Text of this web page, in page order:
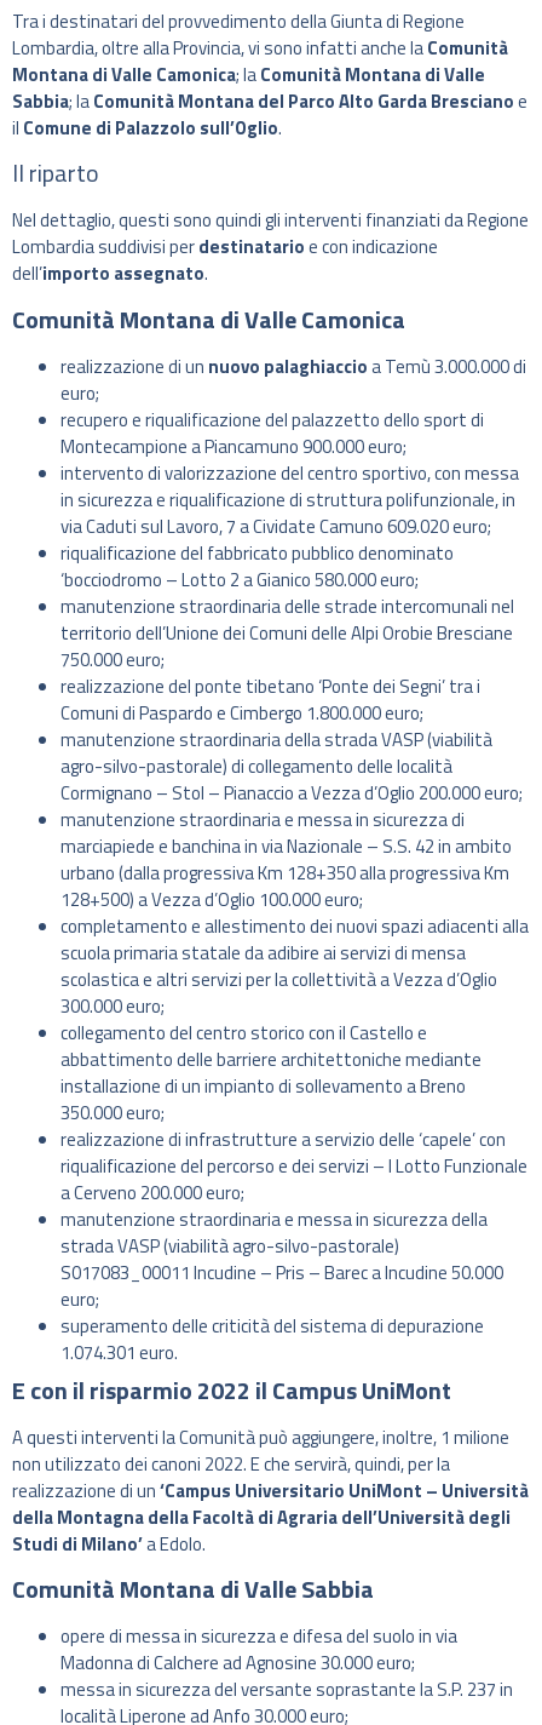
Tra i destinatari del provvedimento della Giunta di Regione
Lombardia, oltre alla Provincia, vi sono infatti anche laComunità
Montana di Valle Camonica; laComunità Montana di Valle
Sabbia; laComunità Montana del Parco Alto Garda Brescianoe
il Comune di Palazzolo sull’Oglio.
Il riparto
Nel dettaglio, questi sono quindi gli interventi finanziati da Regione
Lombardia suddivisi perdestinatarioe con indicazione
dell’importo assegnato.
Comunità Montana di Valle Camonica
realizzazione di un nuovo palaghiaccioa Temù 3.000.000 di
euro;
recupero e riqualificazione del palazzetto dello sport di
Montecampione a Piancamuno 900.000 euro;
intervento di valorizzazione del centro sportivo, con messa
in sicurezza e riqualificazione di struttura polifunzionale, in
via Caduti sul Lavoro, 7 a Cividate Camuno 609.020 euro;
riqualificazione del fabbricato pubblico denominato
‘bocciodromo – Lotto 2 a Gianico 580.000 euro;
manutenzione straordinaria delle strade intercomunali nel
territorio dell’Unione dei Comuni delle Alpi Orobie Bresciane
750.000 euro;
realizzazione del ponte tibetano ‘Ponte dei Segni’ tra i
Comuni di Paspardo e Cimbergo 1.800.000 euro;
manutenzione straordinaria della strada VASP (viabilità
agro-silvo-pastorale) di collegamento delle località
Cormignano – Stol – Pianaccio a Vezza d’Oglio 200.000 euro;
manutenzione straordinaria e messa in sicurezza di
marciapiede e banchina in via Nazionale – S.S. 42 in ambito
urbano (dalla progressiva Km 128+350 alla progressiva Km
128+500) a Vezza d’Oglio 100.000 euro;
completamento e allestimento dei nuovi spazi adiacenti alla
scuola primaria statale da adibire ai servizi di mensa
scolastica e altri servizi per la collettività a Vezza d’Oglio
300.000 euro;
collegamento del centro storico con il Castello e
abbattimento delle barriere architettoniche mediante
installazione di un impianto di sollevamento a Breno
350.000 euro;
realizzazione di infrastrutture a servizio delle ‘capele’ con
riqualificazione del percorso e dei servizi – I Lotto Funzionale
a Cerveno 200.000 euro;
manutenzione straordinaria e messa in sicurezza della
strada VASP (viabilità agro-silvo-pastorale)
S017083_00011 Incudine – Pris – Barec a Incudine 50.000
euro;
superamento delle criticità del sistema di depurazione
1.074.301 euro.
E con il risparmio 2022 il Campus UniMont
A questi interventi la Comunità può aggiungere, inoltre, 1 milione
non utilizzato dei canoni 2022. E che servirà, quindi, per la
realizzazione di un‘Campus Universitario UniMont – Università
della Montagna della Facoltà di Agraria dell’Università degli
Studi di Milano’a Edolo.
Comunità Montana di Valle Sabbia
opere di messa in sicurezza e difesa del suolo in via
Madonna di Calchere ad Agnosine 30.000 euro;
messa in sicurezza del versante soprastante la S.P. 237 in
località Liperone ad Anfo 30.000 euro;